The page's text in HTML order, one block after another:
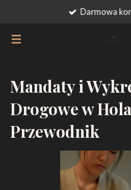
głównej
Darmowa
Mandaty i
Drogowe w
Przewodnik